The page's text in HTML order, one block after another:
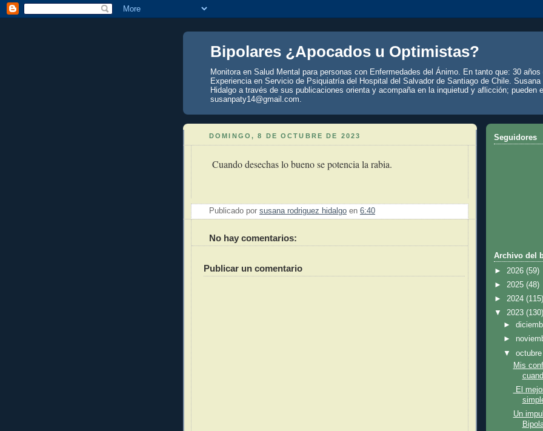
Bipolares ¿Apocados u Optimistas?
Monitora en Salud Mental para personas con Enfermedades del Ánimo. En tanto que: 30 años
Experiencia en Servicio de Psiquiatría del Hospital del Salvador de Santiago de Chile. Susana
Hidalgo a través de sus publicaciones orienta y acompaña en la inquietud y aflicción; pueden
susanpaty14@gmail.com.
DOMINGO, 8 DE OCTUBRE DE 2023
Cuando desechas lo bueno se potencia la rabia.
Publicado por susana rodriguez hidalgo en 6:40
No hay comentarios:
Publicar un comentario
Seguidores
Archivo del
► 2026 (59)
► 2025 (48)
► 2024 (115)
▼ 2023 (130)
►
►
▼
Mis
El
Un